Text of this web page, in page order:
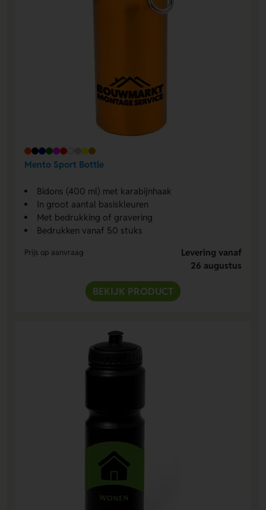
Mento Sport Bottle
Bidons (400 ml) met karabijnhaak
In groot aantal basiskleuren
Met bedrukking of gravering
Bedrukken vanaf 50 stuks
Prijs op aanvraag
Levering vanaf
26 augustus
BEKIJK PRODUCT